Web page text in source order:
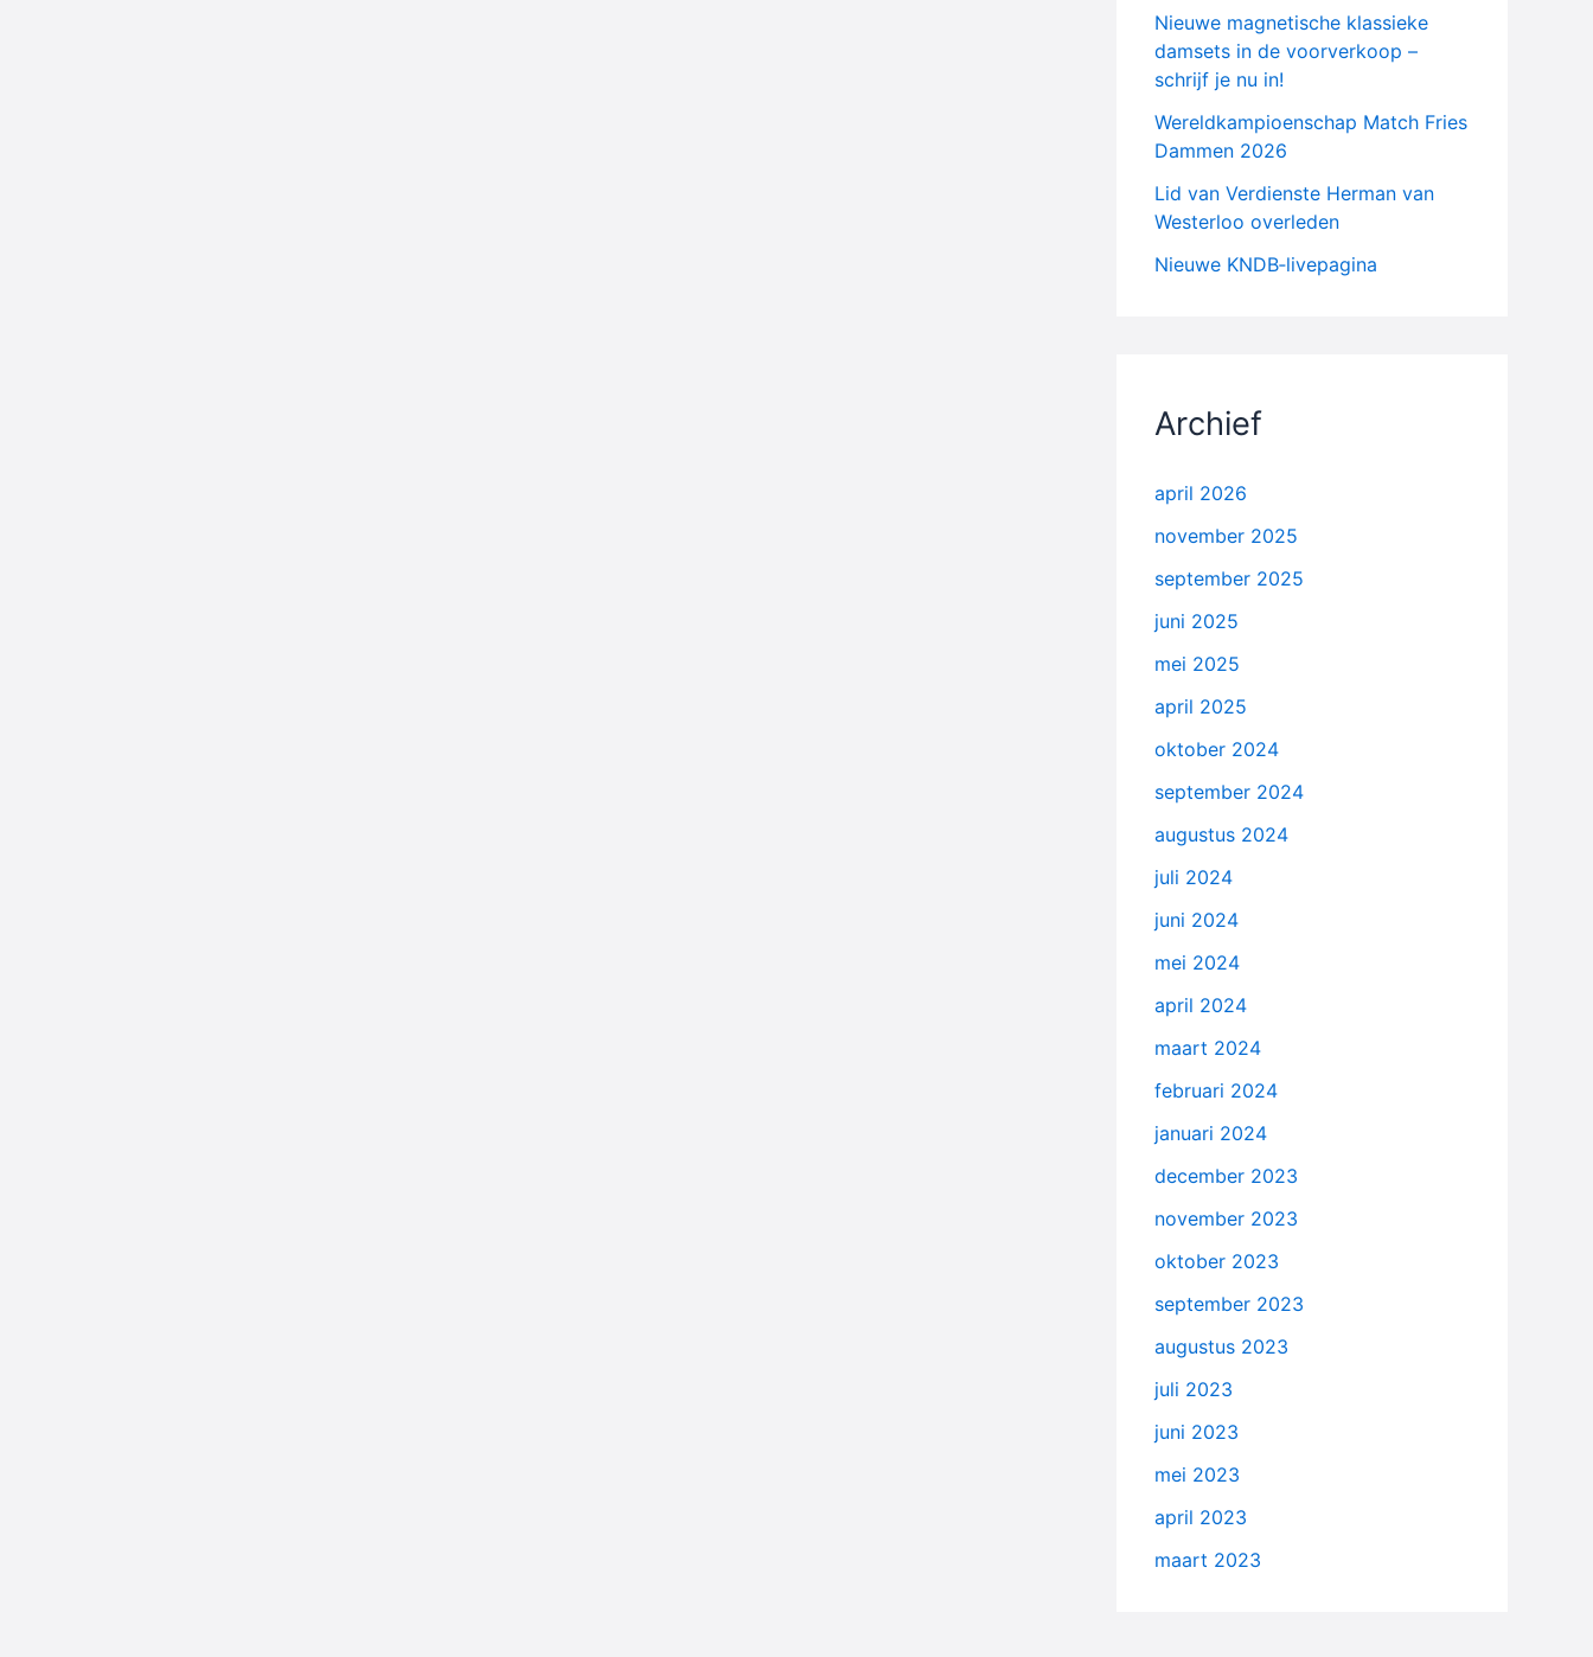
Nieuwe magnetische klassieke
damsets in de voorverkoop –
schrijf je nu in!
Wereldkampioenschap Match Fries
Dammen 2026
Lid van Verdienste Herman van
Westerloo overleden
Nieuwe KNDB‑livepagina
Archief
april 2026
november 2025
september 2025
juni 2025
mei 2025
april 2025
oktober 2024
september 2024
augustus 2024
juli 2024
juni 2024
mei 2024
april 2024
maart 2024
februari 2024
januari 2024
december 2023
november 2023
oktober 2023
september 2023
augustus 2023
juli 2023
juni 2023
mei 2023
april 2023
maart 2023